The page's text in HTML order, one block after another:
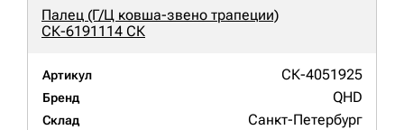
Палец (Г/Ц ковша-звено трапеции)
СК-6191114 СК
Артикул СК-4051925
Бренд QHD
Склад Санкт-Петербург